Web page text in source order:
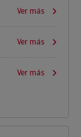
Ver más
Ver más
Ver más